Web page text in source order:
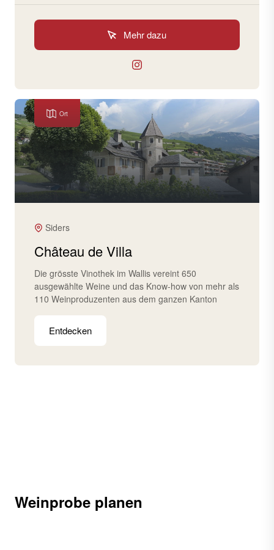
Mehr dazu
Ort
Siders
Château de Villa
Die grösste Vinothek im Wallis vereint 650
ausgewählte Weine und das Know-how von mehr als
110 Weinproduzenten aus dem ganzen Kanton
Entdecken
Weinprobe planen